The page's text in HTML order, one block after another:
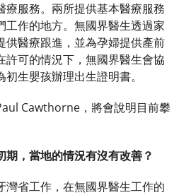
療服務。兩所提供基本醫療服務
工作的地方。無國界醫生透過家
供醫療跟進，並為孕婦提供產前
許可的情況下，無國界醫生會協
生嬰孩辦理出生證明書。
Cawthorne，將會說明目前攀
，當地的情況有沒有改善？
灣省工作，在無國界醫生工作的